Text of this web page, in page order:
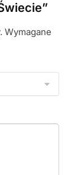
Wymagane